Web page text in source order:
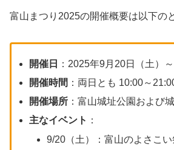
富山まつり2025の開催概要は以下の
開催日
：2025年9月20日（土）
開催時間 ：両日とも 10:00～
開催場所 ：富山城址公園および
主なイベント ：
9/20（土）：富山のよさこ